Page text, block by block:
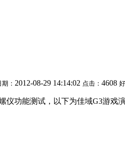
期： 2012-08-29 14:14:02 点击： 4608
功能测试，以下为佳域G3游戏